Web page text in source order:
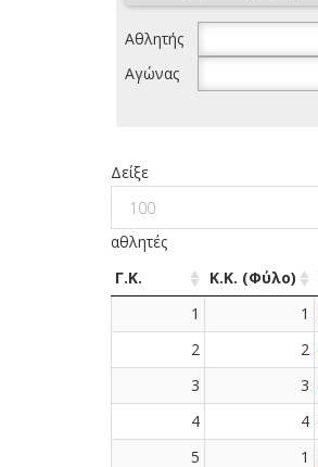
Αθλητής
Αγώνας
Δείξε
αθλητές
Γ.Κ. Κ.Κ. (Φύλο)
1
1
2
2
3
3
4
4
5
1